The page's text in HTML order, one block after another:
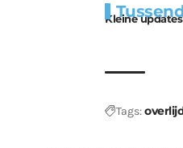
Kleine
kabouters
Tags: